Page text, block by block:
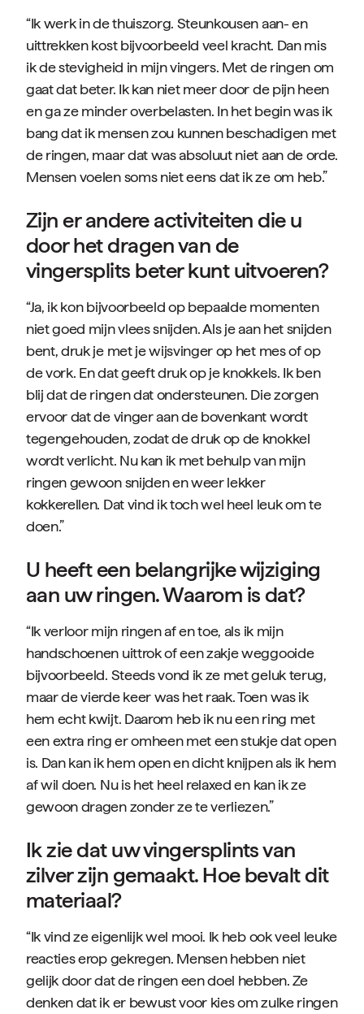
“Ik werk in de thuiszorg. Steunkousen aan- en
uittrekken kost bijvoorbeeld veel kracht. Dan mis
ik de stevigheid in mijn vingers. Met de ringen om
gaat dat beter. Ik kan niet meer door de pijn heen
en ga ze minder overbelasten. In het begin was ik
bang dat ik mensen zou kunnen beschadigen met
de ringen, maar dat was absoluut niet aan de orde.
Mensen voelen soms niet eens dat ik ze om heb.”
Zijn er andere activiteiten die u
door het dragen van de
vingersplits beter kunt uitvoeren?
“Ja, ik kon bijvoorbeeld op bepaalde momenten
niet goed mijn vlees snijden. Als je aan het snijden
bent, druk je met je wijsvinger op het mes of op
de vork. En dat geeft druk op je knokkels. Ik ben
blij dat de ringen dat ondersteunen. Die zorgen
ervoor dat de vinger aan de bovenkant wordt
tegengehouden, zodat de druk op de knokkel
wordt verlicht. Nu kan ik met behulp van mijn
ringen gewoon snijden en weer lekker
kokkerellen. Dat vind ik toch wel heel leuk om te
doen.”
U heeft een belangrijke wijziging
aan uw ringen. Waarom is dat?
“Ik verloor mijn ringen af en toe, als ik mijn
handschoenen uittrok of een zakje weggooide
bijvoorbeeld. Steeds vond ik ze met geluk terug,
maar de vierde keer was het raak. Toen was ik
hem echt kwijt. Daarom heb ik nu een ring met
een extra ring er omheen met een stukje dat open
is. Dan kan ik hem open en dicht knijpen als ik hem
af wil doen. Nu is het heel relaxed en kan ik ze
gewoon dragen zonder ze te verliezen.”
Ik zie dat uw vingersplints van
zilver zijn gemaakt. Hoe bevalt dit
materiaal?
“Ik vind ze eigenlijk wel mooi. Ik heb ook veel leuke
reacties erop gekregen. Mensen hebben niet
gelijk door dat de ringen een doel hebben. Ze
denken dat ik er bewust voor kies om zulke ringen